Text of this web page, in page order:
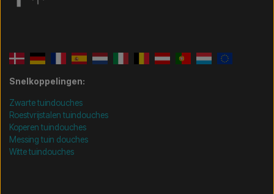
Snelkoppelingen:
Zwarte tuindouches
Roestvrijstalen tuindouches
Koperen tuindouches
Messing tuin douches
Witte tuindouches